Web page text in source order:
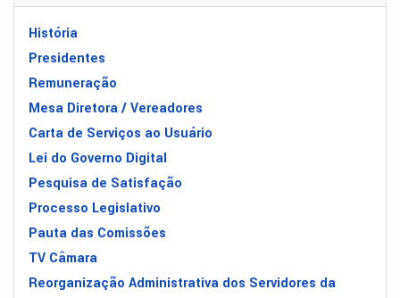
História
Presidentes
Remuneração
Mesa Diretora / Vereadores
Carta de Serviços ao Usuário
Lei do Governo Digital
Pesquisa de Satisfação
Processo Legislativo
Pauta das Comissões
TV Câmara
Reorganização Administrativa dos Servidores da